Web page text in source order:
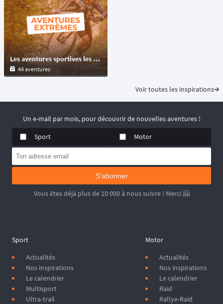
Les aventures sportives les plus extrêmes : ultra-trail, ultra-cyclime, multisport,...
44 aventures
Voir toutes les inspirations
Un e-mail par mois, pour découvrir de nouvelles aventures !
Sport
Motor
S'abonner
Vous êtes déjà plus de 10 000 à nous suivre ! Merci 🤗
Sport
Actualités
Nos inspirations
Le calendrier
Multisport
Ultra-trail
Motor
Actualités
Nos inspirations
Le calendrier
Raid
Rallye-Raid